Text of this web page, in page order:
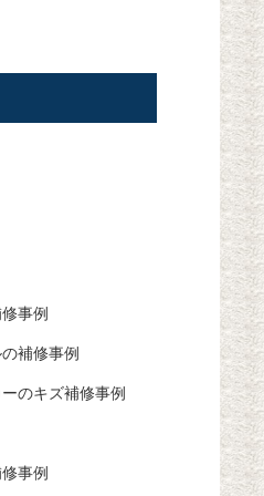
事例
補修事例
のキズ補修事例
事例